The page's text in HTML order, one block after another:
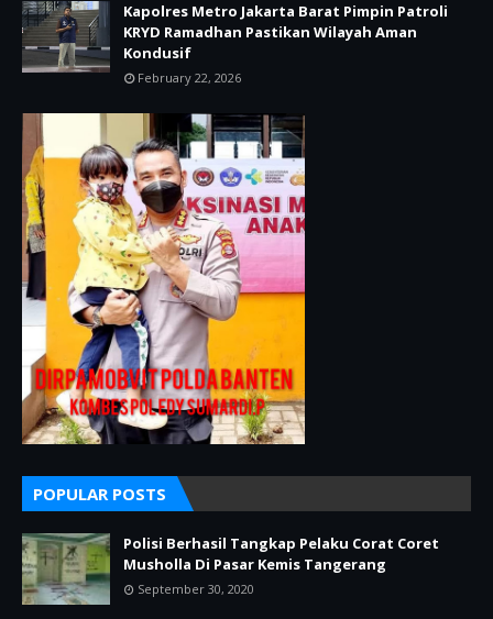
Kapolres Metro Jakarta Barat Pimpin Patroli
KRYD Ramadhan Pastikan Wilayah Aman
Kondusif
February 22, 2026
POPULAR POSTS
Polisi Berhasil Tangkap Pelaku Corat Coret
Musholla Di Pasar Kemis Tangerang
September 30, 2020